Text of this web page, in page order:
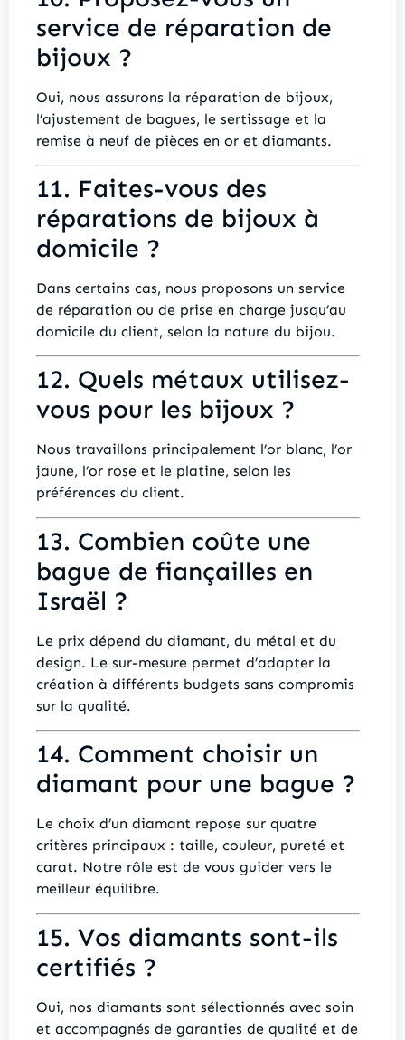
service de réparation de
bijoux ?
Oui, nous assurons la réparation de bijoux,
l’ajustement de bagues, le sertissage et la
remise à neuf de pièces en or et diamants.
11. Faites-vous des
réparations de bijoux à
domicile ?
Dans certains cas, nous proposons un service
de réparation ou de prise en charge jusqu’au
domicile du client, selon la nature du bijou.
12. Quels métaux utilisez-
vous pour les bijoux ?
Nous travaillons principalement l’or blanc, l’or
jaune, l’or rose et le platine, selon les
préférences du client.
13. Combien coûte une
bague de fiançailles en
Israël ?
Le prix dépend du diamant, du métal et du
design. Le sur-mesure permet d’adapter la
création à différents budgets sans compromis
sur la qualité.
14. Comment choisir un
diamant pour une bague ?
Le choix d’un diamant repose sur quatre
critères principaux : taille, couleur, pureté et
carat. Notre rôle est de vous guider vers le
meilleur équilibre.
15. Vos diamants sont-ils
certifiés ?
Oui, nos diamants sont sélectionnés avec soin
et accompagnés de garanties de qualité et de